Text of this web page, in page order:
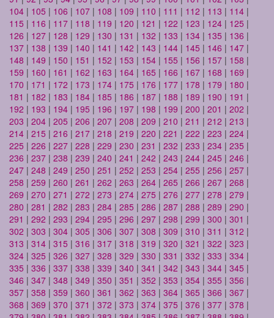
104 | 105 | 106 | 107 | 108 | 109 | 110 | 111 | 112 | 113 | 114 |
115 | 116 | 117 | 118 | 119 | 120 | 121 | 122 | 123 | 124 | 125 |
126 | 127 | 128 | 129 | 130 | 131 | 132 | 133 | 134 | 135 | 136 |
137 | 138 | 139 | 140 | 141 | 142 | 143 | 144 | 145 | 146 | 147 |
148 | 149 | 150 | 151 | 152 | 153 | 154 | 155 | 156 | 157 | 158 |
159 | 160 | 161 | 162 | 163 | 164 | 165 | 166 | 167 | 168 | 169 |
170 | 171 | 172 | 173 | 174 | 175 | 176 | 177 | 178 | 179 | 180 |
181 | 182 | 183 | 184 | 185 | 186 | 187 | 188 | 189 | 190 | 191 |
192 | 193 | 194 | 195 | 196 | 197 | 198 | 199 | 200 | 201 | 202 |
203 | 204 | 205 | 206 | 207 | 208 | 209 | 210 | 211 | 212 | 213 |
214 | 215 | 216 | 217 | 218 | 219 | 220 | 221 | 222 | 223 | 224 |
225 | 226 | 227 | 228 | 229 | 230 | 231 | 232 | 233 | 234 | 235 |
236 | 237 | 238 | 239 | 240 | 241 | 242 | 243 | 244 | 245 | 246 |
247 | 248 | 249 | 250 | 251 | 252 | 253 | 254 | 255 | 256 | 257 |
258 | 259 | 260 | 261 | 262 | 263 | 264 | 265 | 266 | 267 | 268 |
269 | 270 | 271 | 272 | 273 | 274 | 275 | 276 | 277 | 278 | 279 |
280 | 281 | 282 | 283 | 284 | 285 | 286 | 287 | 288 | 289 | 290 |
291 | 292 | 293 | 294 | 295 | 296 | 297 | 298 | 299 | 300 | 301 |
302 | 303 | 304 | 305 | 306 | 307 | 308 | 309 | 310 | 311 | 312 |
313 | 314 | 315 | 316 | 317 | 318 | 319 | 320 | 321 | 322 | 323 |
324 | 325 | 326 | 327 | 328 | 329 | 330 | 331 | 332 | 333 | 334 |
335 | 336 | 337 | 338 | 339 | 340 | 341 | 342 | 343 | 344 | 345 |
346 | 347 | 348 | 349 | 350 | 351 | 352 | 353 | 354 | 355 | 356 |
357 | 358 | 359 | 360 | 361 | 362 | 363 | 364 | 365 | 366 | 367 |
368 | 369 | 370 | 371 | 372 | 373 | 374 | 375 | 376 | 377 | 378 |